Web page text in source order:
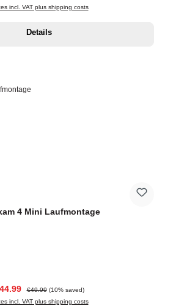
incl. VAT plus shipping costs
Details
4 Mini Laufmontage
price:Regular price:
€49.99 (10% saved)
incl. VAT plus shipping costs